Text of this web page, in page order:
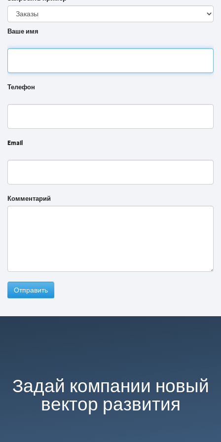
Ваше имя
Телефон
Email
Комментарий
Отправить
Задай компании новый
вектор развития